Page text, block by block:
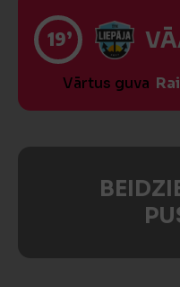
19’
Vārtus guva